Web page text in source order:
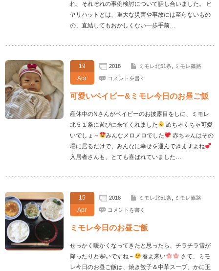
れ、それぞれの事例検討について話し合いました。 ヒ
ヤリハットとは、重大な災害や事故には至らないもの
の、直結してもおかしくない一歩手前…
19
Apr
2018 ミモレ北51条, ミモレ篠路
コメントを書く
可愛いベイビー&ミモレ今日のお昼ご飯
産休中のNさんがベイビーのお披露目をしに、ミモレ
北５１条に遊びに来てくれました
めちゃくちゃ可愛
いでしょ～
みんなメロメロでした
赤ちゃんはその
場に居るだけで、みんなに幸せを運んできますよね
入居者さんも、とても喜ばれていました…
15
Apr
2018 ミモレ北51条, ミモレ篠路
コメントを書く
ミモレ今日のお昼ご飯
せっかく暖かくなってきたと思ったら、チラチラ雪が
降ったりと寒いですね～
春よ来い
さて、ミモ
レ今日のお昼ご飯は、焼き餃子＆中華スープ、かに玉